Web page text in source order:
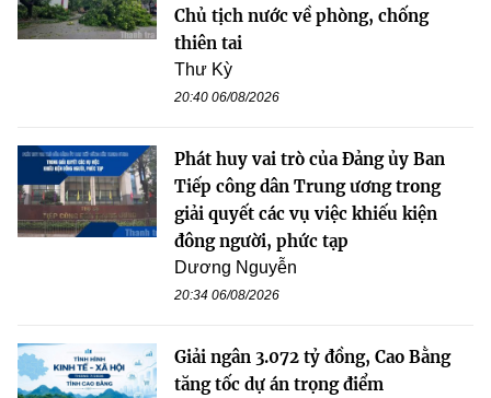
Chủ tịch nước về phòng, chống
thiên tai
Thư Kỳ
20:40 06/08/2026
Phát huy vai trò của Đảng ủy Ban
Tiếp công dân Trung ương trong
giải quyết các vụ việc khiếu kiện
đông người, phức tạp
Dương Nguyễn
20:34 06/08/2026
Giải ngân 3.072 tỷ đồng, Cao Bằng
tăng tốc dự án trọng điểm